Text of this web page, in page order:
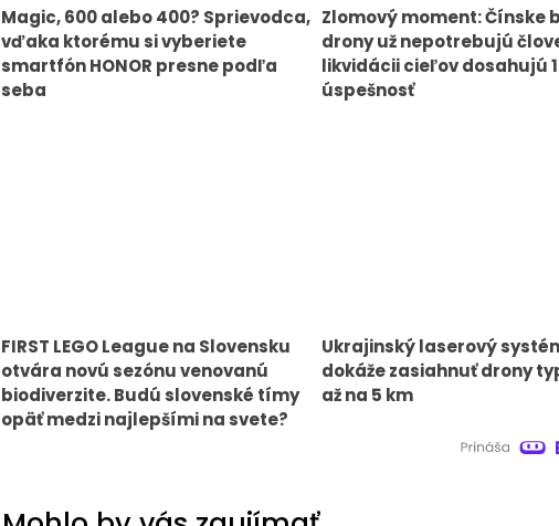
Magic, 600 alebo 400? Sprievodca,
vďaka ktorému si vyberiete
smartfón HONOR presne podľa
seba
Zlomový moment: Čínske
drony už nepotrebujú
likvidácii cieľov dosahujú
úspešnosť
FIRST LEGO League na Slovensku
otvára novú sezónu venovanú
biodiverzite. Budú slovenské tímy
opäť medzi najlepšími na svete?
Ukrajinský laserový
dokáže zasiahnuť drony
až na 5 km